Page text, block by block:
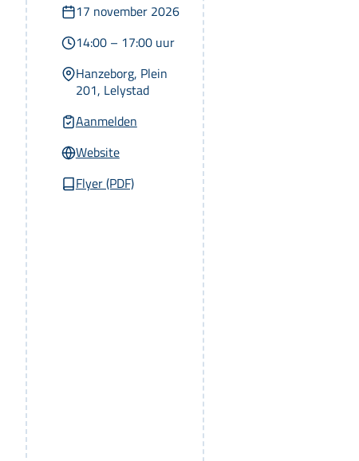
17 november 2026
14:00 – 17:00 uur
Hanzeborg, Plein
201, Lelystad
Aanmelden
Website
Flyer (PDF)